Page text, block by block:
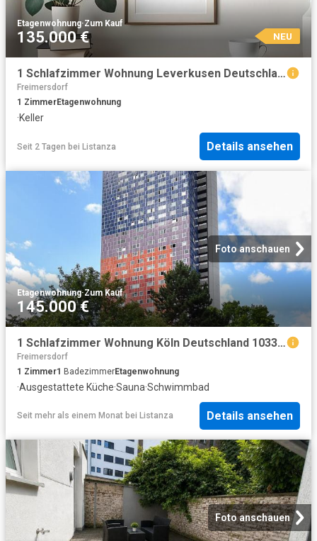
Etagenwohnung·Zum Kauf
135.000 € NEU
1 Schlafzimmer Wohnung Leverkusen Deutschland 104797592
Freimersdorf
1 ZimmerEtagenwohnung
·Keller
Seit 2 Tagen bei Listanza Details ansehen
Foto anschauen
Etagenwohnung·Zum Kauf
145.000 €
1 Schlafzimmer Wohnung Köln Deutschland 103373545
Freimersdorf
1 Zimmer1 BadezimmerEtagenwohnung
·Ausgestattete Küche·Sauna·Schwimmbad
Seit mehr als einem Monat bei Listanza Details ansehen
Foto anschauen